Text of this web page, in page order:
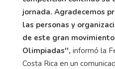
jornada. Agradecemos
las personas y
de este gran
Olimpiadas'', informó la
Costa Rica en un